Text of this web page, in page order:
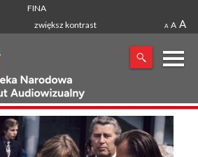
FINA
zwiększ kontrast
A A A
X
FRAZA